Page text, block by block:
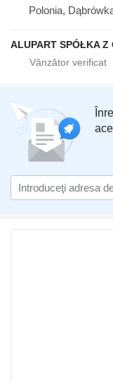
Polonia,